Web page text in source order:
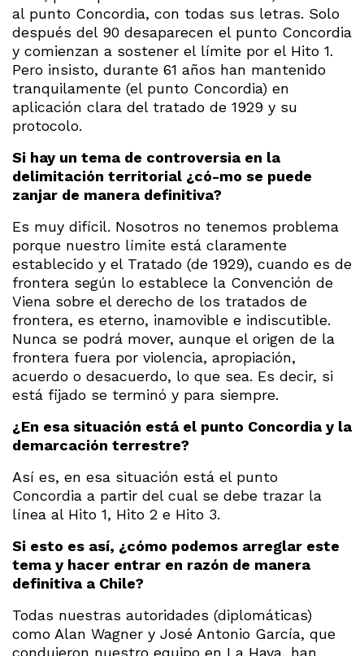
al punto Concordia, con todas sus letras. Solo
después del 90 desaparecen el punto Concordia
y comienzan a sostener el límite por el Hito 1.
Pero insisto, durante 61 años han mantenido
tranquilamente (el punto Concordia) en
aplicación clara del tratado de 1929 y su
protocolo.
Si hay un tema de controversia en la
delimitación territorial ¿có-mo se puede
zanjar de manera definitiva?
Es muy difícil. Nosotros no tenemos problema
porque nuestro límite está claramente
establecido y el Tratado (de 1929), cuando es de
frontera según lo establece la Convención de
Viena sobre el derecho de los tratados de
frontera, es eterno, inamovible e indiscutible.
Nunca se podrá mover, aunque el origen de la
frontera fuera por violencia, apropiación,
acuerdo o desacuerdo, lo que sea. Es decir, si
está fijado se terminó y para siempre.
¿En esa situación está el punto Concordia y la
demarcación terrestre?
Así es, en esa situación está el punto
Concordia a partir del cual se debe trazar la
línea al Hito 1, Hito 2 e Hito 3.
Si esto es así, ¿cómo podemos arreglar este
tema y hacer entrar en razón de manera
definitiva a Chile?
Todas nuestras autoridades (diplomáticas)
como Alan Wagner y José Antonio García, que
condujeron nuestro equipo en La Haya, han